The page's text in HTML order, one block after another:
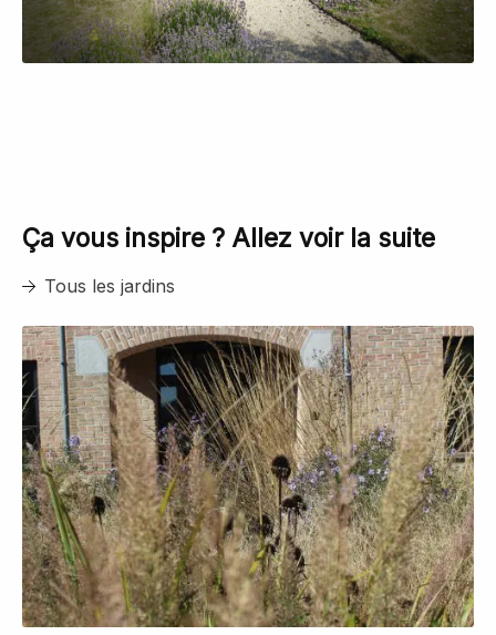
Ça vous inspire ? Allez voir la suite
Tous les jardins
Détail